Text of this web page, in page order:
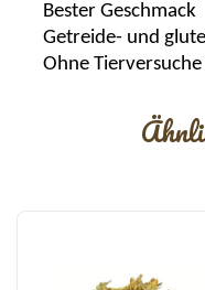
Bester Geschmack
Getreide- und
Ohne